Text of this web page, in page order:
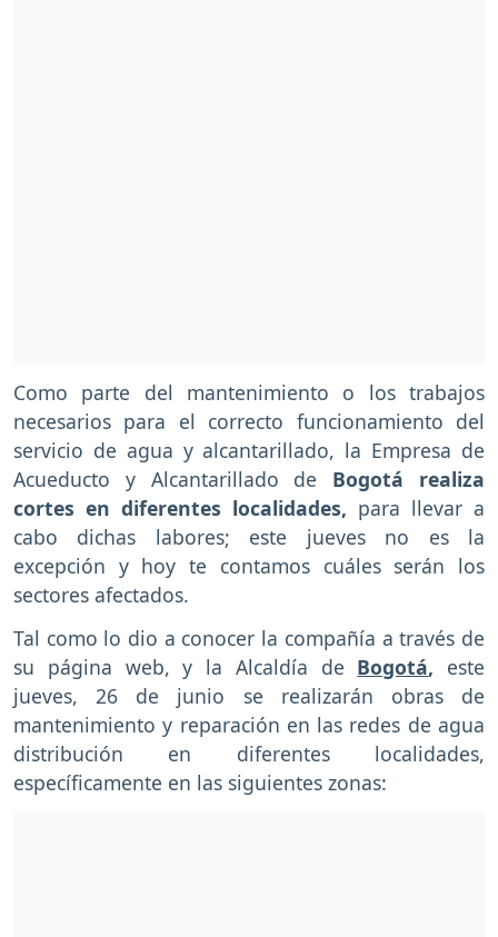
Como parte del mantenimiento o los trabajos
necesarios para el correcto funcionamiento del
servicio de agua y alcantarillado, la Empresa de
Acueducto y Alcantarillado de Bogotá realiza
cortes en diferentes localidades, para llevar a
cabo dichas labores; este jueves no es la
excepción y hoy te contamos cuáles serán los
sectores afectados.
Tal como lo dio a conocer la compañía a través de
su página web, y la Alcaldía de Bogotá, este
jueves, 26 de junio se realizarán obras de
mantenimiento y reparación en las redes de agua
distribución en diferentes localidades,
específicamente en las siguientes zonas: